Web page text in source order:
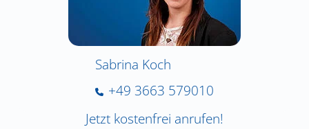
Sabrina Koch
+49 3663 579010
Jetzt kostenfrei anrufen!